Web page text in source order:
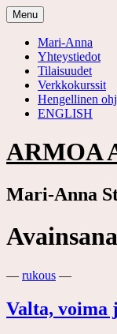
Skip
to
content
Menu
Mari-Anna
Yhteystiedot
Tilaisuudet
Verkkokurssit
Hengellinen
ENGLISH
ARMOA
Mari-Anna
— rukous —
Valta, voima